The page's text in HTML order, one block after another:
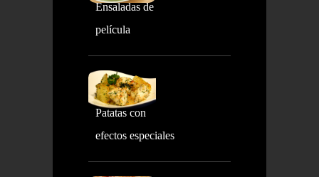
Ensaladas de
película
Patatas con
efectos especiales